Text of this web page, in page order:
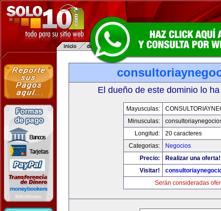
El dueño de este dominio lo
Mayusculas:
Minusculas:
Longitud:
20 caracteres
Categorias:
Negocios
Precio:
Realizar una oferta!
Visitar!
Serán consideradas